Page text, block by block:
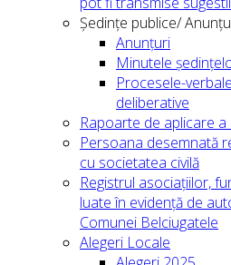
Ședințe publice/
Anunțuri
Minutele
Procesele-
deliberative
Rapoarte de aplicare
Persoana desemnată
cu societatea civilă
Registrul asociațiilor,
luate în evidență de
Comunei Belciugatele
Alegeri Locale